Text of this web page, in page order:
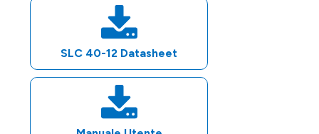
SLC 40-12 Datasheet